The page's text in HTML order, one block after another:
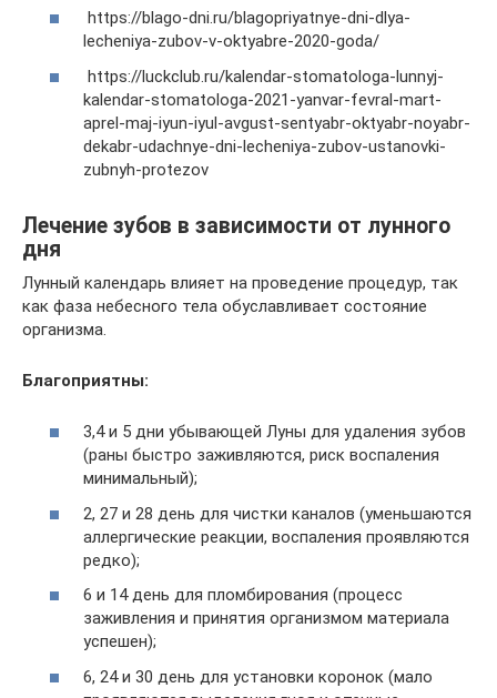
https://blago-dni.ru/blagopriyatnye-dni-dlya-
lecheniya-zubov-v-oktyabre-2020-goda/
https://luckclub.ru/kalendar-stomatologa-lunnyj-
kalendar-stomatologa-2021-yanvar-fevral-mart-
aprel-maj-iyun-iyul-avgust-sentyabr-oktyabr-noyabr-
dekabr-udachnye-dni-lecheniya-zubov-ustanovki-
zubnyh-protezov
Лечение зубов в зависимости от лунного
дня
Лунный календарь влияет на проведение процедур, так
как фаза небесного тела обуславливает состояние
организма.
Благоприятны:
3,4 и 5 дни убывающей Луны для удаления зубов
(раны быстро заживляются, риск воспаления
минимальный);
2, 27 и 28 день для чистки каналов (уменьшаются
аллергические реакции, воспаления проявляются
редко);
6 и 14 день для пломбирования (процесс
заживления и принятия организмом материала
успешен);
6, 24 и 30 день для установки коронок (мало